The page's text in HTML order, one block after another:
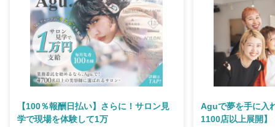
【100％報酬日払い】さらに！サロン見
学で現場を体験して1万
Aguで夢を手に入
1100店以上展開】